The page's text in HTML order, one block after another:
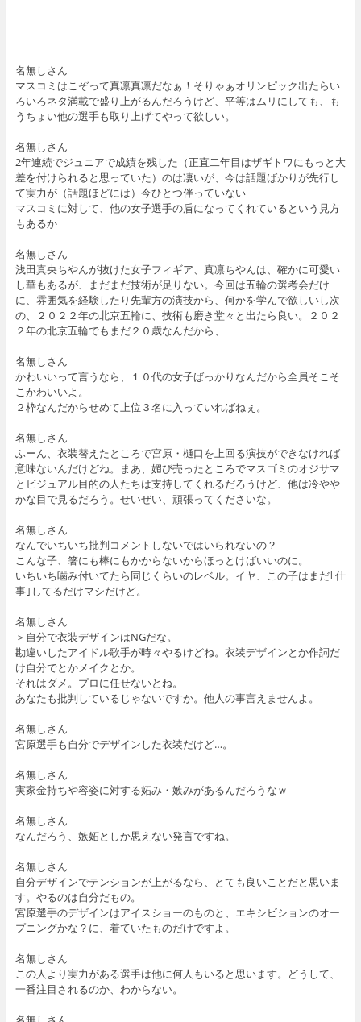
名無しさん
マスコミはこぞって真凛真凛だなぁ！そりゃぁオリンピック出たらい
ろいろネタ満載で盛り上がるんだろうけど、平等はムリにしても、も
うちょい他の選手も取り上げてやって欲しい。
名無しさん
2年連続でジュニアで成績を残した（正直二年目はザギトワにもっと大
差を付けられると思っていた）のは凄いが、今は話題ばかりが先行し
て実力が（話題ほどには）今ひとつ伴っていない
マスコミに対して、他の女子選手の盾になってくれているという見方
もあるか
名無しさん
浅田真央ちやんが抜けた女子フィギア、真凛ちやんは、確かに可愛い
し華もあるが、まだまだ技術が足りない。今回は五輪の選考会だけ
に、雰囲気を経験したり先輩方の演技から、何かを学んで欲しいし次
の、２０２２年の北京五輪に、技術も磨き堂々と出たら良い。２０２
２年の北京五輪でもまだ２０歳なんだから、
名無しさん
かわいいって言うなら、１０代の女子ばっかりなんだから全員そこそ
こかわいいよ。
２枠なんだからせめて上位３名に入っていればねぇ。
名無しさん
ふーん、衣装替えたところで宮原・樋口を上回る演技ができなければ
意味ないんだけどね。まあ、媚び売ったところでマスゴミのオジサマ
とビジュアル目的の人たちは支持してくれるだろうけど、他は冷やや
かな目で見るだろう。せいぜい、頑張ってくださいな。
名無しさん
なんでいちいち批判コメントしないではいられないの？
こんな子、箸にも棒にもかからないからほっとけばいいのに。
いちいち噛み付いてたら同じくらいのレベル。イヤ、この子はまだ｢仕
事｣してるだけマシだけど。
名無しさん
＞自分で衣装デザインはNGだな。
勘違いしたアイドル歌手が時々やるけどね。衣装デザインとか作詞だ
け自分でとかメイクとか。
それはダメ。プロに任せないとね。
あなたも批判しているじゃないですか。他人の事言えませんよ。
名無しさん
宮原選手も自分でデザインした衣装だけど…。
名無しさん
実家金持ちや容姿に対する妬み・嫉みがあるんだろうなｗ
名無しさん
なんだろう、嫉妬としか思えない発言ですね。
名無しさん
自分デザインでテンションが上がるなら、とても良いことだと思いま
す。やるのは自分だもの。
宮原選手のデザインはアイスショーのものと、エキシビションのオー
プニングかな？に、着ていたものだけですよ。
名無しさん
この人より実力がある選手は他に何人もいると思います。どうして、
一番注目されるのか、わからない。